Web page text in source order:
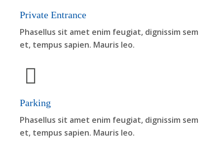
Private Entrance
Phasellus sit amet enim feugiat, dignissim sem
et, tempus sapien. Mauris leo.
Parking
Phasellus sit amet enim feugiat, dignissim sem
et, tempus sapien. Mauris leo.